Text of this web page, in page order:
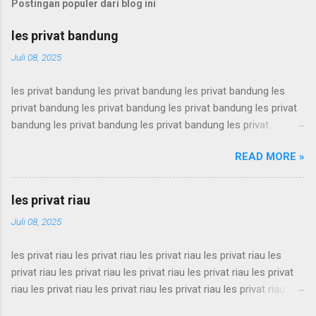
Postingan populer dari blog ini
les privat bandung
Juli 08, 2025
les privat bandung les privat bandung les privat bandung les
privat bandung les privat bandung les privat bandung les privat
bandung les privat bandung les privat bandung les privat
bandung les privat bandung les privat bandung les privat
bandung les privat bandung les privat bandung les privat
bandung les privat bandung les privat bandung les privat
bandung les privat bandung les privat bandung les privat
bandung les privat bandung les privat bandung les privat
bandung les privat bandung les privat bandung les privat
bandung les privat bandung les privat bandung les privat
bandung les privat bandung les privat bandung les privat
READ MORE »
les privat riau
Juli 08, 2025
les privat riau les privat riau les privat riau les privat riau les
privat riau les privat riau les privat riau les privat riau les privat
riau les privat riau les privat riau les privat riau les privat riau les